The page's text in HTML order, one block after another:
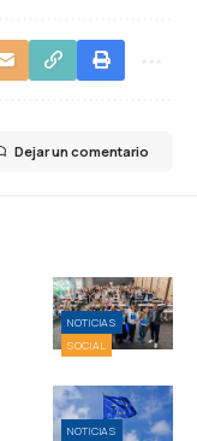
Dejar un comentario
NOTICIAS
SOCIAL
NOTICIAS